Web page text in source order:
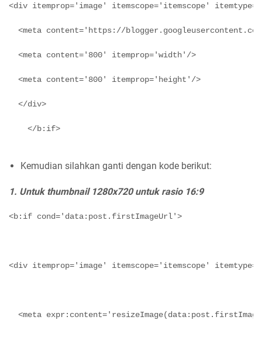
<div itemprop='image' itemscope='itemscope'
<meta content='https://blogger.googleusercontent.com/img/
<meta content='800' itemprop='width'/>
<meta content='800' itemprop='height'/>
</div>
</b:if>
Kemudian silahkan ganti dengan kode berikut:
1. Untuk thumbnail 1280x720 untuk rasio 16:9
<b:if cond='data:post.firstImageUrl'>
<div itemprop='image' itemscope='itemscope'
<meta